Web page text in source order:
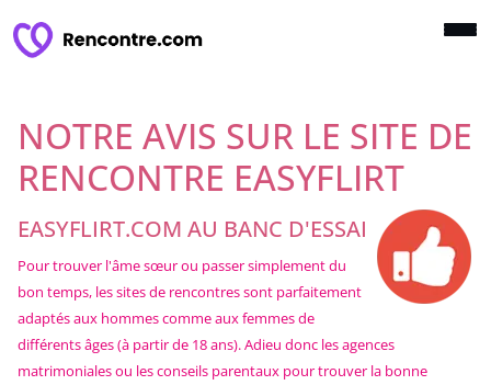
NOTRE AVIS SUR LE SITE DE
RENCONTRE EASYFLIRT
EASYFLIRT.COM AU BANC D'ESSAI
Pour trouver l'âme sœur ou passer simplement du
bon temps, les sites de rencontres sont parfaitement
adaptés aux hommes comme aux femmes de
différents âges (à partir de 18 ans). Adieu donc les agences
matrimoniales ou les conseils parentaux pour trouver la bonne